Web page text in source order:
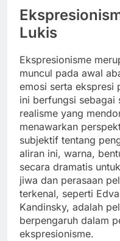
Lukis
Ekspresionisme
muncul pada awal
emosi serta ekspresi
ini berfungsi sebagai
realisme yang
menawarkan
subjektif tentang
aliran ini, warna,
secara dramatis
jiwa dan perasaan
terkenal, seperti
Kandinsky, adalah
berpengaruh dalam
ekspresionisme.